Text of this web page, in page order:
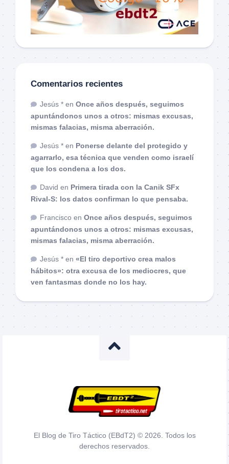
Comentarios recientes
Jesús * en Once años después, seguimos
apuntándonos unos a otros: mismas excusas,
mismas falacias, misma aberración.
Jesús * en Ponerse delante del protegido y
agarrarlo, esa técnica que venden como israelí
que los condena a los dos.
David en Primera tirada con la Canik SFx
Rival-S: los datos confirman lo que pensaba.
Francisco en Once años después, seguimos
apuntándonos unos a otros: mismas excusas,
mismas falacias, misma aberración.
Jesús * en «El tiro deportivo crea malos
hábitos»: otra excusa de los mediocres, que
ven fantasmas donde no los hay.
El Blog de Tiro Táctico (EBdT2) © 2026. Todos los
derechos reservados.